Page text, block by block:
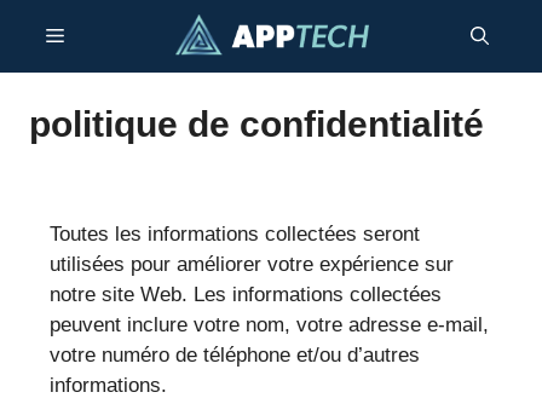
contenu
Menu
politique de confidentialité
Toutes les informations collectées seront
utilisées pour améliorer votre expérience sur
notre site Web. Les informations collectées
peuvent inclure votre nom, votre adresse e-mail,
votre numéro de téléphone et/ou d’autres
informations.